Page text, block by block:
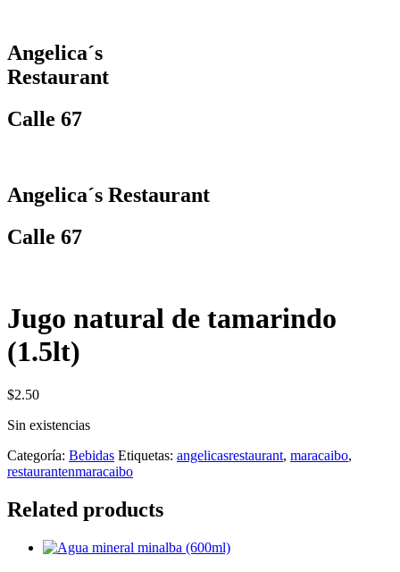
Angelica´s
Restaurant
Calle 67
Angelica´s Restaurant
Calle 67
Jugo natural de tamarindo
(1.5lt)
$2.50
Sin existencias
Categoría: Bebidas Etiquetas: angelicasrestaurant, maracaibo,
restaurantenmaracaibo
Related products